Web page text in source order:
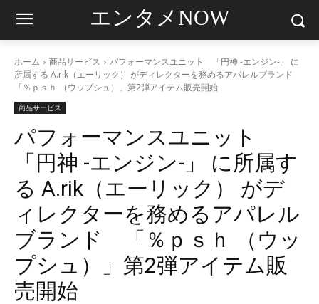
エンタメNOW
ホーム 商品サービス
パフォーマンスユニット 「円神 -エンジン-」 に
所属する A.rik（エーリック） がディレクターを務めるアパレルブランド
「％ｐｓｈ （ウップシュ）」第2弾アイテム販売開始
商品サービス
パフォーマンスユニット
「円神 -エンジン-」 に所属す
る A.rik（エーリック） がデ
ィレクターを務めるアパレル
ブランド 「％ｐｓｈ （ウッ
プシュ）」第2弾アイテム販
売開始